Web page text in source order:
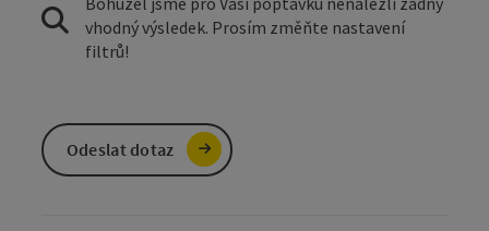
vhodný výsledek. Prosím změňte nastavení
filtrů!
Odeslat dotaz